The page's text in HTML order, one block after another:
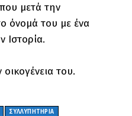
μετά την
όνομά του με ένα
Ιστορία.
του.
ΣΥΛΛΥΠΗΤΉΡΙΑ